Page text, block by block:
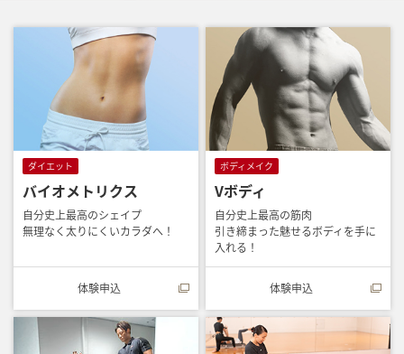
ダイエット
バイオメトリクス
自分史上最高のシェイプ
無理なく太りにくいカラダへ！
体験申込
ボディメイク
Vボディ
自分史上最高の筋肉
引き締まった魅せるボディを手に
入れる！
体験申込